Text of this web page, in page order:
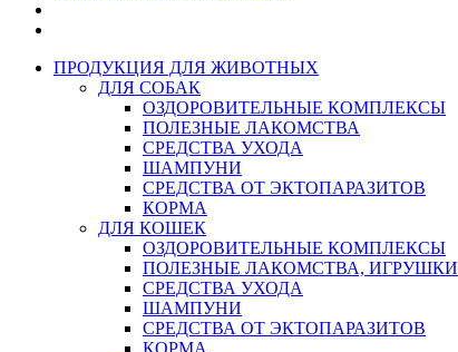
ПРОДУКЦИЯ ДЛЯ ЖИВОТНЫХ
ДЛЯ СОБАК
ОЗДОРОВИТЕЛЬНЫЕ КОМПЛЕКСЫ
ПОЛЕЗНЫЕ ЛАКОМСТВА
СРЕДСТВА УХОДА
ШАМПУНИ
СРЕДСТВА ОТ ЭКТОПАРАЗИТОВ
КОРМА
ДЛЯ КОШЕК
ОЗДОРОВИТЕЛЬНЫЕ КОМПЛЕКСЫ
ПОЛЕЗНЫЕ ЛАКОМСТВА, ИГРУШКИ
СРЕДСТВА УХОДА
ШАМПУНИ
СРЕДСТВА ОТ ЭКТОПАРАЗИТОВ
КОРМА